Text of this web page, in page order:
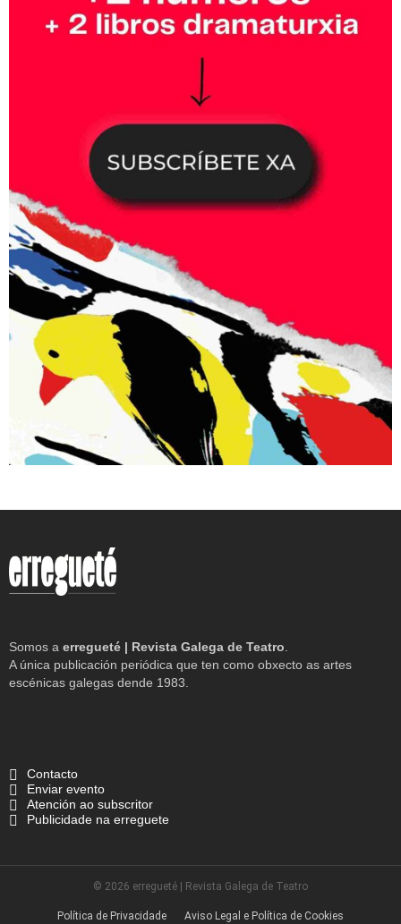
Somos a erregueté | Revista Galega de Teatro
A única publicación periódica que ten como obxecto as artes
escénicas galegas dende 1983.
Contacto
Enviar evento
Atención ao subscritor
Publicidade na erreguete
© 2026 erregueté | Revista Galega de Teatro
Política de Privacidade Aviso Legal e Política de Cookies